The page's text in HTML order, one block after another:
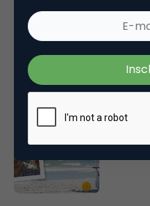
Gerelateerde